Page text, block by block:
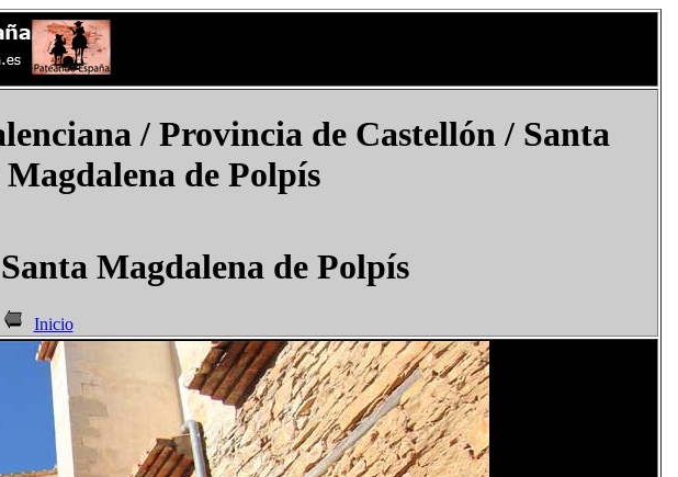
/ Provincia de Castellón / Santa
de Polpís
Magdalena de Polpís
Inicio